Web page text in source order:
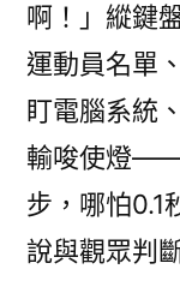
啊！」縱鍵
運動員名單
盯電腦系統
輸唆使燈
步，哪怕0.1
說與觀眾判